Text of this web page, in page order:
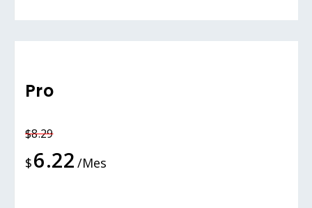
Pro
$8.29
$6.22 /Mes